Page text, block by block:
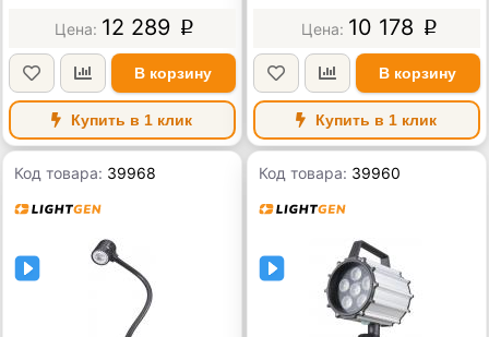
12 289 p
В корзину
Купить в 1 клик
10 178 p
В корзину
Купить в 1 клик
Код товара: 39968 Код товара: 39960